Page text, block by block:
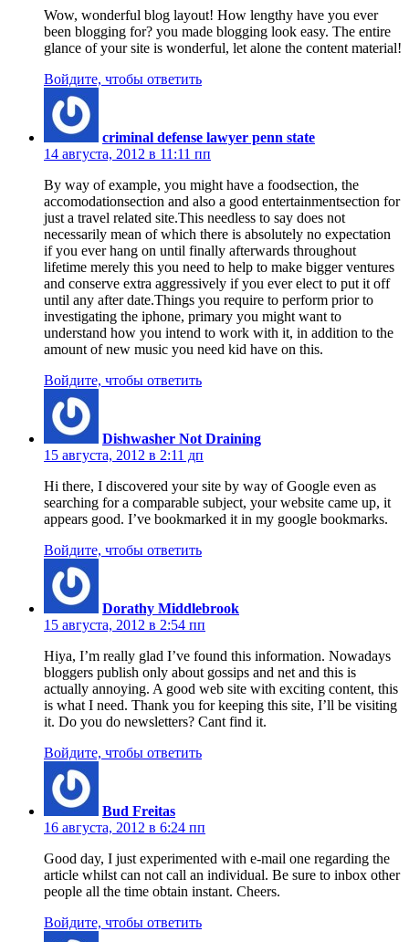
Wow, wonderful blog layout! How lengthy have you ever
been blogging for? you made blogging look easy. The entire
glance of your site is wonderful, let alone the content material!
Войдите, чтобы ответить
criminal defense lawyer penn state
14 августа, 2012 в 11:11 пп
By way of example, you might have a foodsection, the
accomodationsection and also a good entertainmentsection for
just a travel related site.This needless to say does not
necessarily mean of which there is absolutely no expectation
if you ever hang on until finally afterwards throughout
lifetime merely this you need to help to make bigger ventures
and conserve extra aggressively if you ever elect to put it off
until any after date.Things you require to perform prior to
investigating the iphone, primary you might want to
understand how you intend to work with it, in addition to the
amount of new music you need kid have on this.
Войдите, чтобы ответить
Dishwasher Not Draining
15 августа, 2012 в 2:11 дп
Hi there, I discovered your site by way of Google even as
searching for a comparable subject, your website came up, it
appears good. I’ve bookmarked it in my google bookmarks.
Войдите, чтобы ответить
Dorathy Middlebrook
15 августа, 2012 в 2:54 пп
Hiya, I’m really glad I’ve found this information. Nowadays
bloggers publish only about gossips and net and this is
actually annoying. A good web site with exciting content, this
is what I need. Thank you for keeping this site, I’ll be visiting
it. Do you do newsletters? Cant find it.
Войдите, чтобы ответить
Bud Freitas
16 августа, 2012 в 6:24 пп
Good day, I just experimented with e-mail one regarding the
article whilst can not call an individual. Be sure to inbox other
people all the time obtain instant. Cheers.
Войдите, чтобы ответить